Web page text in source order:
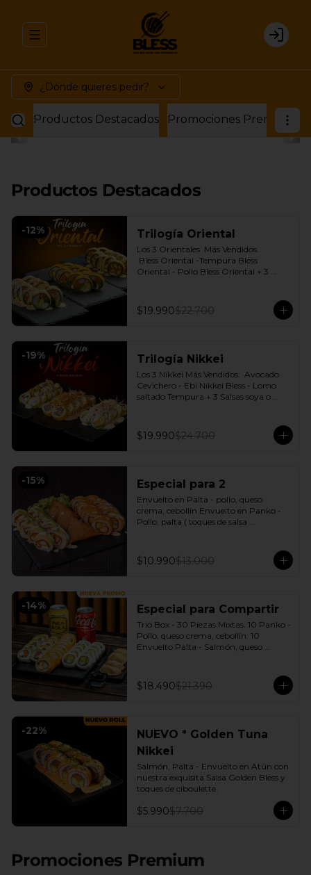
Abrir menu de navegación Login
¿Dónde quieres pedir?
Productos Destacados Promociones Premium
Productos Destacados
-12% Trilogía Oriental
Los 3 Orientales  Más Vendidos.
Bless Oriental -Tempura Bless
Oriental - Pollo Bless Oriental + 3
$19.990$22.700
-19% Trilogía Nikkei
Los 3 Nikkei Más Vendidos:  Avocado
Cevichero - Ebi Nikkei Bless - Lomo
saltado Tempura + 3 Salsas soya o
$19.990$24.700
-15% Especial para 2
Envuelto en Palta - pollo, queso
crema, cebollín Envuelto en Panko -
Pollo, palta ( toques de salsa
2 Salsa soya
$10.990$13.000
-14% Especial para Compartir
Trio Box - 30 Piezas Mixtas. 10 Panko -
Pollo, queso crema, cebollín. 10
Envuelto Palta - Salmón, queso
2 Bebidas Elección | 3 Salsas a Elección
Soya o Agridulce Bless.
$18.490$21.390
-22%
NUEVO * Golden Tuna
Nikkei
Salmón, Palta - Envuelto en Atún con
nuestra exquisita Salsa Golden Bless y
toques de ciboulette.
$5.990$7.700
Promociones Premium